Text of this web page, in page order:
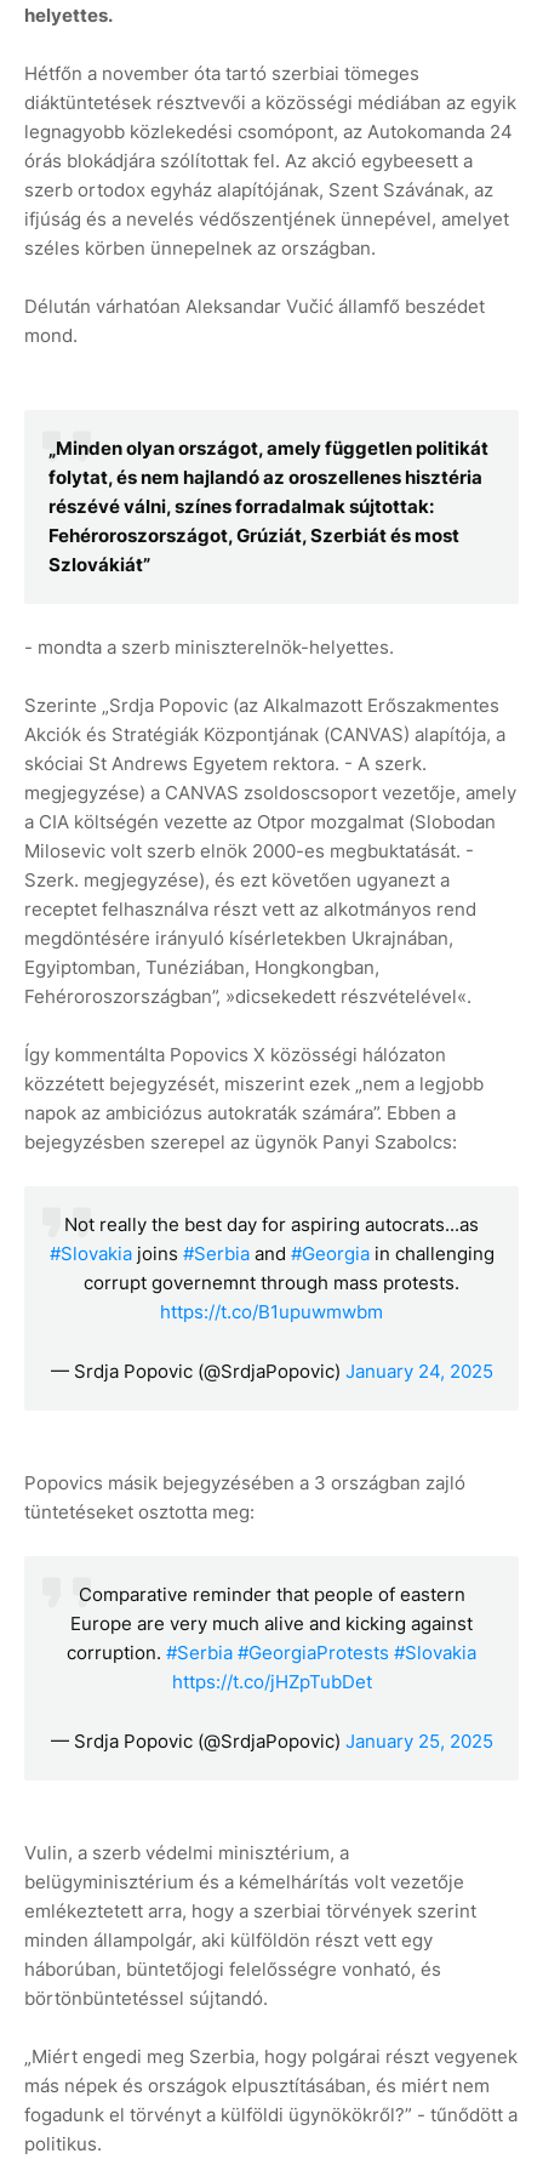
helyettes.
Hétfőn a november óta tartó szerbiai tömeges
diáktüntetések résztvevői a közösségi médiában az egyik
legnagyobb közlekedési csomópont, az Autokomanda 24
órás blokádjára szólítottak fel. Az akció egybeesett a
szerb ortodox egyház alapítójának, Szent Szávának, az
ifjúság és a nevelés védőszentjének ünnepével, amelyet
széles körben ünnepelnek az országban.
Délután várhatóan Aleksandar Vučić államfő beszédet
mond.
„Minden olyan országot, amely független politikát
folytat, és nem hajlandó az oroszellenes hisztéria
részévé válni, színes forradalmak sújtottak:
Fehéroroszországot, Grúziát, Szerbiát és most
Szlovákiát”
- mondta a szerb miniszterelnök-helyettes.
Szerinte „Srdja Popovic (az Alkalmazott Erőszakmentes
Akciók és Stratégiák Központjának (CANVAS) alapítója, a
skóciai St Andrews Egyetem rektora. - A szerk.
megjegyzése) a CANVAS zsoldoscsoport vezetője, amely
a CIA költségén vezette az Otpor mozgalmat (Slobodan
Milosevic volt szerb elnök 2000-es megbuktatását. -
Szerk. megjegyzése), és ezt követően ugyanezt a
receptet felhasználva részt vett az alkotmányos rend
megdöntésére irányuló kísérletekben Ukrajnában,
Egyiptomban, Tunéziában, Hongkongban,
Fehéroroszországban”, »dicsekedett részvételével«.
Így kommentálta Popovics X közösségi hálózaton
közzétett bejegyzését, miszerint ezek „nem a legjobb
napok az ambiciózus autokraták számára”. Ebben a
bejegyzésben szerepel az ügynök Panyi Szabolcs:
Not really the best day for aspiring autocrats...as
#Slovakiajoins #Serbiaand #Georgiain challenging
corrupt governemnt through mass protests.
https://t.co/B1upuwmwbm
— Srdja Popovic (@SrdjaPopovic) January 24, 2025
Popovics másik bejegyzésében a 3 országban zajló
tüntetéseket osztotta meg:
Comparative reminder that people of eastern
Europe are very much alive and kicking against
corruption. #Serbia #GeorgiaProtests #Slovakia
https://t.co/jHZpTubDet
— Srdja Popovic (@SrdjaPopovic) January 25, 2025
Vulin, a szerb védelmi minisztérium, a
belügyminisztérium és a kémelhárítás volt vezetője
emlékeztetett arra, hogy a szerbiai törvények szerint
minden állampolgár, aki külföldön részt vett egy
háborúban, büntetőjogi felelősségre vonható, és
börtönbüntetéssel sújtandó.
„Miért engedi meg Szerbia, hogy polgárai részt vegyenek
más népek és országok elpusztításában, és miért nem
fogadunk el törvényt a külföldi ügynökökről?” - tűnődött a
politikus.